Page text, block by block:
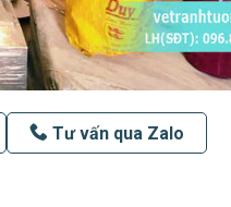
Tư vấn qua Zalo